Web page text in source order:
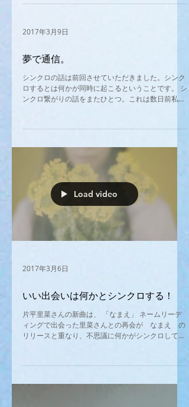
謝の気持ちが入り混じるような感覚になるひと...
2017年3月9日
夢で通信。
シンクロの話は前回させていただきました。シンク
ロするとは何かが同時に起こるということです。 シ
ンクロ繋がりの話をまたひとつ。これは数日前私に
いうのは事実。。。...
Load video
2017年3月6日
いい出会いは何かとシンクロする！
片平里菜さんの新曲は、 「なまえ」 ネームリーデ
ィングで出会った里菜さんとの再会が なまえ の
リリースと重なり、不思議に何かがシンクロしてい
とって生で聞いたこの曲は、唯一の個と触れ...